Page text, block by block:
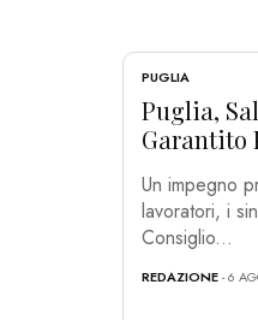
PUGLIA
Puglia,
Garantito
Un impegno
lavoratori, i
Consiglio...
REDAZIONE- 6